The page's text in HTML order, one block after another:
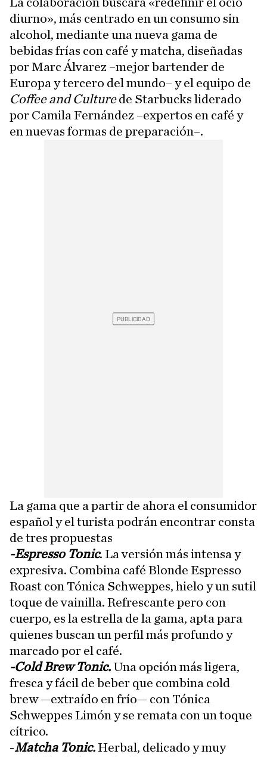
diurno», más centrado en un consumo sin
alcohol, mediante una nueva gama de
bebidas frías con café y matcha, diseñadas
por Marc Álvarez –mejor bartender de
Europa y tercero del mundo– y el equipo de
Coffee and Culturede Starbucks liderado
por Camila Fernández –expertos en café y
en nuevas formas de preparación–.
La gama que a partir de ahora el consumidor
español y el turista podrán encontrar consta
de tres propuestas
-Espresso Tonic. La versión más intensa y
expresiva. Combina café Blonde Espresso
Roast con Tónica Schweppes, hielo y un sutil
toque de vainilla. Refrescante pero con
cuerpo, es la estrella de la gama, apta para
quienes buscan un perfil más profundo y
marcado por el café.
-Cold Brew Tonic.Una opción más ligera,
fresca y fácil de beber que combina cold
brew —extraído en frío— con Tónica
Schweppes Limón y se remata con un toque
cítrico.
-Matcha Tonic.Herbal, delicado y muy